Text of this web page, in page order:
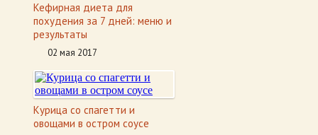
Кефирная диета для
похудения за 7 дней: меню и
результаты
02 мая 2017
Курица со спагетти и
овощами в остром соусе